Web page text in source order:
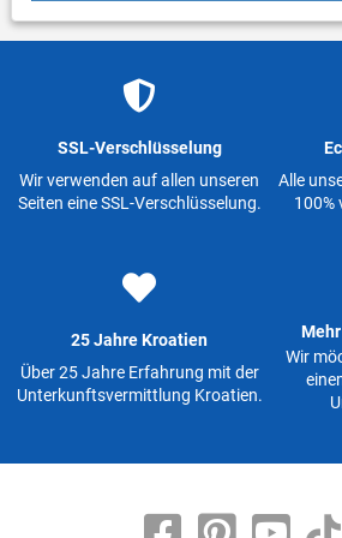
SSL-Verschlüsselung
Wir verwenden auf allen unseren
Seiten eine SSL-Verschlüsselung.
Alle
100%
25 Jahre Kroatien
Über 25 Jahre Erfahrung mit der
Unterkunftsvermittlung Kroatien.
Wir